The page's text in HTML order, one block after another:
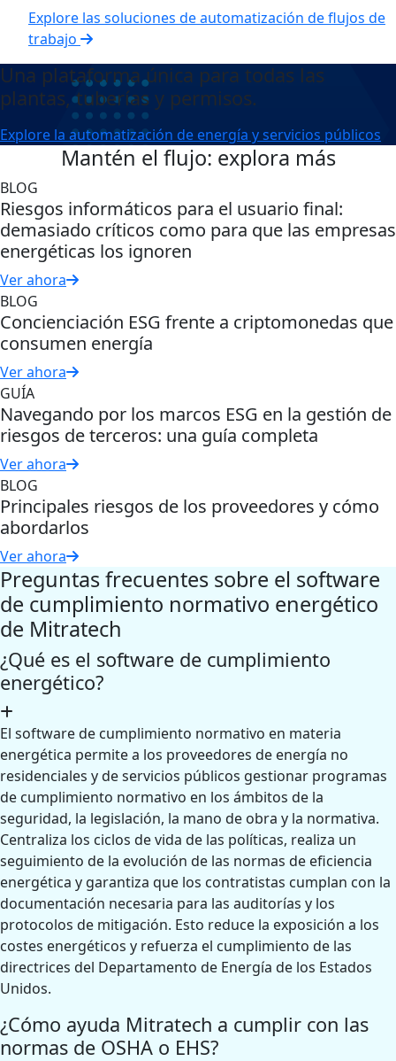
Explore las soluciones de automatización de flujos de
trabajo
Una plataforma única para todas las
plantas, tuberías y permisos.
Explore la automatización de energía y servicios públicos
Mantén el flujo: explora más
BLOG
Riesgos informáticos para el usuario final:
demasiado críticos como para que las empresas
energéticas los ignoren
Ver ahora
BLOG
Concienciación ESG frente a criptomonedas que
consumen energía
Ver ahora
GUÍA
Navegando por los marcos ESG en la gestión de
riesgos de terceros: una guía completa
Ver ahora
BLOG
Principales riesgos de los proveedores y cómo
abordarlos
Ver ahora
Preguntas frecuentes sobre el software
de cumplimiento normativo energético
de Mitratech
¿Qué es el software de cumplimiento
energético?
El software de cumplimiento normativo en materia
energética permite a los proveedores de energía no
residenciales y de servicios públicos gestionar programas
de cumplimiento normativo en los ámbitos de la
seguridad, la legislación, la mano de obra y la normativa.
Centraliza los ciclos de vida de las políticas, realiza un
seguimiento de la evolución de las normas de eficiencia
energética y garantiza que los contratistas cumplan con la
documentación necesaria para las auditorías y los
protocolos de mitigación. Esto reduce la exposición a los
costes energéticos y refuerza el cumplimiento de las
directrices del Departamento de Energía de los Estados
Unidos.
¿Cómo ayuda Mitratech a cumplir con las
normas de OSHA o EHS?